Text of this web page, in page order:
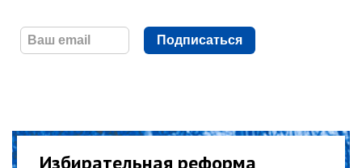
Подписаться
Избирательная реформа